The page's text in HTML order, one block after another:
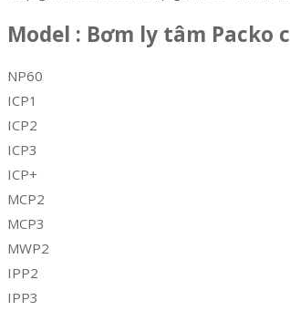
Model : Bơm ly tâm Packo
NP60
ICP1
ICP2
ICP3
ICP+
MCP2
MCP3
MWP2
IPP2
IPP3